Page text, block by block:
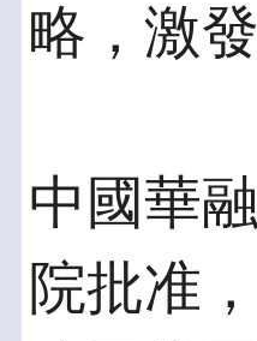
略，激
中國華
院批准